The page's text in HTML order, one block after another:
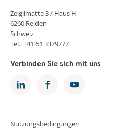
Zelglimatte 3 / Haus H
6260 Reiden
Schweiz
Tel.: +41 61 3379777
Verbinden Sie sich mit uns
Nutzungsbedingungen